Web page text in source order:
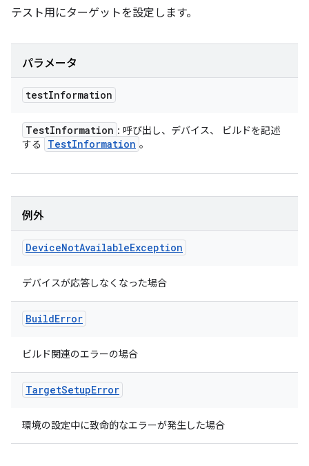
テスト用にターゲットを設定します。
パラメータ
testInformation
TestInformation : 呼び出し、デバイス、 ビルドを記述
する
TestInformation 。
例外
DeviceNotAvailableException
デバイスが応答しなくなった場合
BuildError
ビルド関連のエラーの場合
TargetSetupError
環境の設定中に致命的なエラーが発生した場合